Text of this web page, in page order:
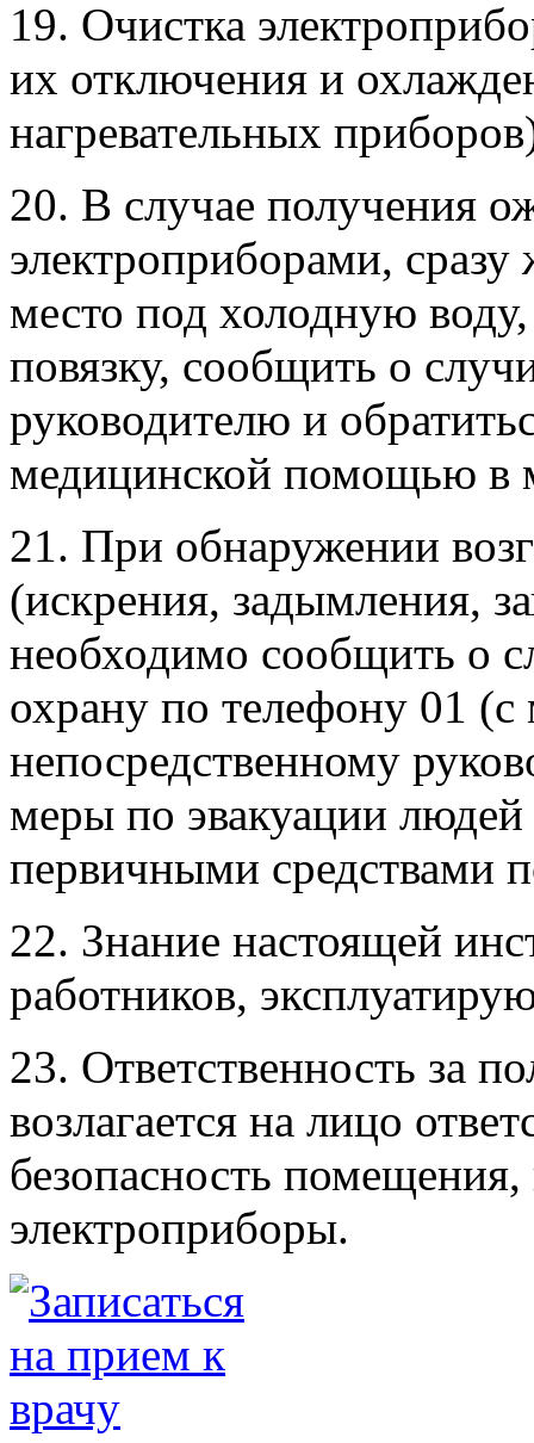
19. Очистка
их отключения и
нагревательных
20. В случае получения
электроприборами,
место под холодную
повязку, сообщить о
руководителю и
медицинской помощью в
21. При обнаружении
(искрения, задымления,
необходимо сообщить о
охрану по телефону 01
непосредственному
меры по эвакуации
первичными средствами
22. Знание настоящей
работников,
23. Ответственность за
возлагается на лицо
безопасность
электроприборы.